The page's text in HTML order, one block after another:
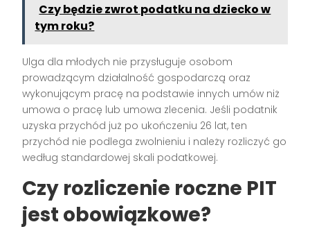
Czy będzie zwrot podatku na dziecko w
tym roku?
Ulga dla młodych nie przysługuje osobom
prowadzącym działalność gospodarczą oraz
wykonującym pracę na podstawie innych umów niż
umowa o pracę lub umowa zlecenia. Jeśli podatnik
uzyska przychód już po ukończeniu 26 lat, ten
przychód nie podlega zwolnieniu i należy rozliczyć go
według standardowej skali podatkowej.
Czy rozliczenie roczne PIT
jest obowiązkowe?